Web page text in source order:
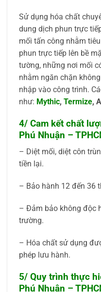
Sử dụng hóa chất
dung dịch phun trực
mối tấn công nhằm
phun trực tiếp lên bề
tường, những nơi mối
nhằm ngăn chặn
nhập vào công trình.
như: Mythic, Termize,
4/ Cam kết chất
Phú Nhuận –
– Diệt mối, diệt côn
tiền lại.
– Bảo hành 12 đến 36
– Đảm bảo không độc
trường.
– Hóa chất sử dụng
phép lưu hành.
5/ Quy trình thực
Phú Nhuận –